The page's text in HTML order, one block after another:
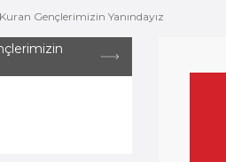
Gençlerimizin Yanındayız